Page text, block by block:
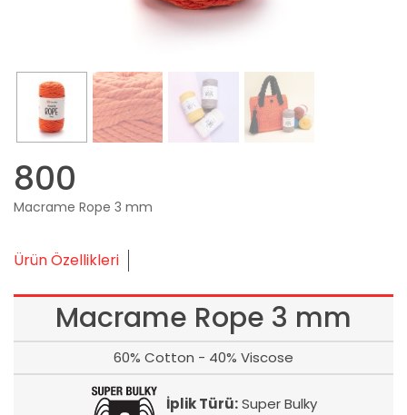
800
Macrame Rope 3 mm
Ürün Özellikleri
Macrame Rope 3 mm
60% Cotton - 40% Viscose
İplik Türü:Super Bulky